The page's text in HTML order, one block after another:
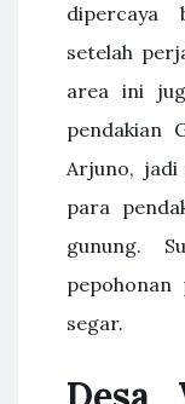
dipercaya
setelah
area ini
pendakian
Arjuno,
para
gunung.
segar.